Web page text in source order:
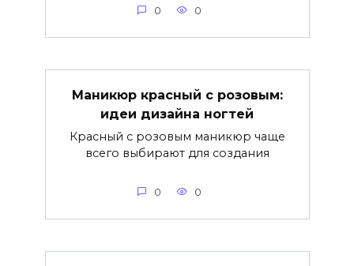
0 0
Маникюр красный с розовым:
идеи дизайна ногтей
Красный с розовым маникюр чаще
всего выбирают для создания
0 0